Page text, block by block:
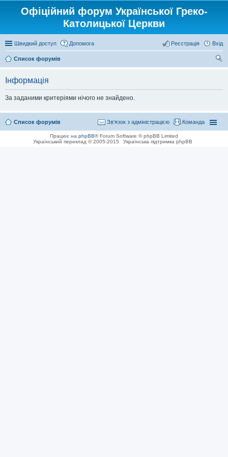
Офіційний форум Української Греко-
Католицької Церкви
Швидкий доступ Допомога Вхід
Реєстрація
Список форумів
Інформація
За заданими критеріями нічого не знайдено.
Список форумів Команда
Зв'язок з адміністрацією
Працює на phpBB® Forum Software © phpBB Limited
Український переклад © 2005-2015
Українська підтримка phpBB